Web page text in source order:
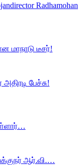
director Radhamohan
மாநாடு டீசர்!
பேச்சு!
ஆர்.வி.…